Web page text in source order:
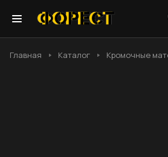
Главная Каталог Кромочные